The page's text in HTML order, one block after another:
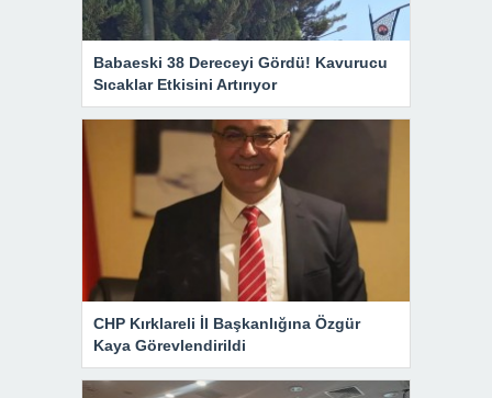
Babaeski 38 Dereceyi Gördü! Kavurucu
Sıcaklar Etkisini Artırıyor
CHP Kırklareli İl Başkanlığına Özgür
Kaya Görevlendirildi